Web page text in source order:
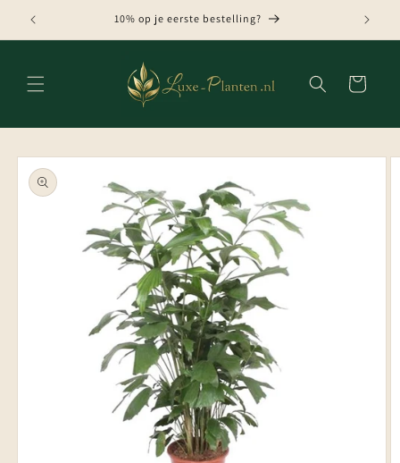
naar de
content
10% op je eerste bestelling?
Winkelwagen
direct naar